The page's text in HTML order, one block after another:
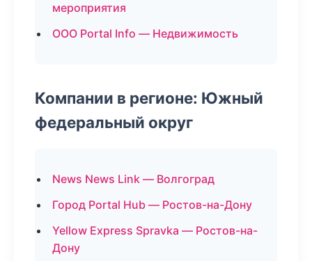
мероприятия
ООО Portal Info — Недвижимость
Компании в регионе: Южный
федеральный округ
News News Link — Волгоград
Город Portal Hub — Ростов-на-Дону
Yellow Express Spravka — Ростов-на-
Дону